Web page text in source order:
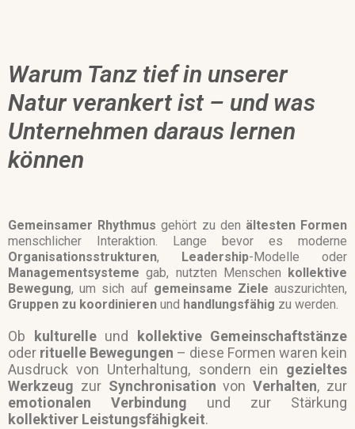
Warum Tanz tief in unserer
Natur verankert ist – und was
Unternehmen daraus lernen
können
Gemeinsamer Rhythmus gehört zu den ältesten Formen
menschlicher Interaktion. Lange bevor es moderne
Organisationsstrukturen, Leadership-Modelle oder
Managementsysteme gab, nutzten Menschen
kollektive
Bewegung, um sich auf gemeinsame Ziele auszurichten,
Gruppen zu koordinieren und handlungsfähig zu werden.
Ob kulturelleund kollektive Gemeinschaftstänze
oder rituelle Bewegungen – diese Formen waren kein
Ausdruck von Unterhaltung, sondern ein gezieltes
Werkzeug zur Synchronisation vonVerhalten, zur
emotionalen Verbindung und zur Stärkung
kollektiver Leistungsfähigkeit.